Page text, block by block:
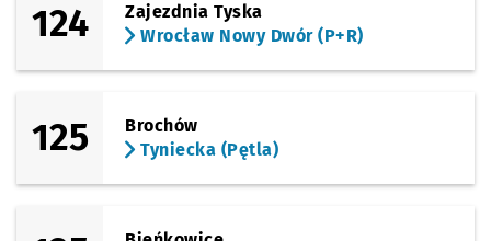
124
Zajezdnia Tyska
Wrocław Nowy Dwór (P+R)
125
Brochów
Tyniecka (Pętla)